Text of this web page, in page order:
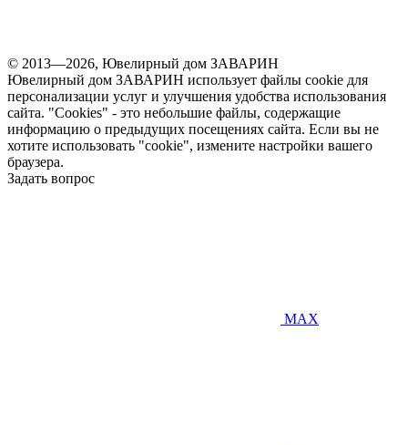
© 2013—2026, Ювелирный дом ЗАВАРИН
Ювелирный дом ЗАВАРИН использует файлы cookie для
персонализации услуг и улучшения удобства использования
сайта. "Cookies" - это небольшие файлы, содержащие
информацию о предыдущих посещениях сайта. Если вы не
хотите использовать "cookie", измените настройки вашего
браузера.
Задать вопрос
MAX